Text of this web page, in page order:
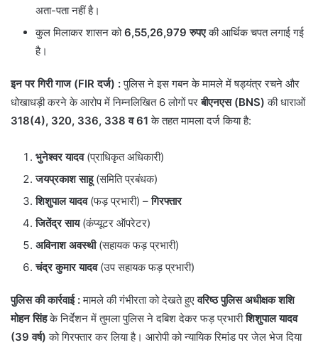
अता-पता नहीं है।
​कुल मिलाकर शासन को6,55,26,979 रुपएकी आर्थिक चपत लगाई गई
है।
इन पर गिरी गाज (FIR दर्ज) :पुलिस ने इस गबन के मामले में षड्यंत्र रचने और
धोखाधड़ी करने के आरोप में निम्नलिखित 6 लोगों परबीएनएस (BNS) की धाराओं
318(4), 320, 336, 338 व 61 के तहत मामला दर्ज किया है:
भुनेश्वर यादव(प्राधिकृत अधिकारी)
जयप्रकाश साहू(समिति प्रबंधक)
शिशुपाल यादव(फड़ प्रभारी) –गिरफ्तार
जितेंद्र साय(कंप्यूटर ऑपरेटर)
अविनाश अवस्थी(सहायक फड़ प्रभारी)
चंद्र कुमार यादव(उप सहायक फड़ प्रभारी)
पुलिस की कार्रवाई :मामले की गंभीरता को देखते हुएवरिष्ठ पुलिस अधीक्षक शशि
मोहन सिंहके निर्देशन में तुमला पुलिस ने दबिश देकर फड़ प्रभारीशिशुपाल यादव
(39 वर्ष) को गिरफ्तार कर लिया है। आरोपी को न्यायिक रिमांड पर जेल भेज दिया